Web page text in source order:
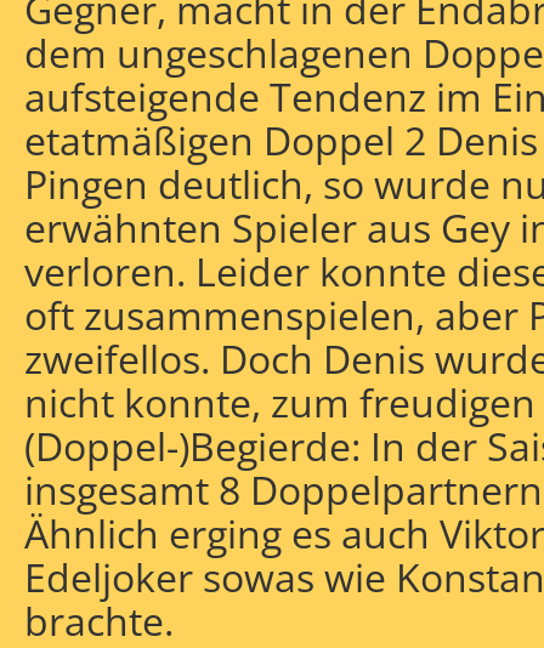
dem ungeschlagenen
aufsteigende Tendenz im
etatmäßigen Doppel 2
Pingen deutlich, so wurde
erwähnten Spieler aus Gey
verloren. Leider konnte
oft zusammenspielen, aber
zweifellos. Doch Denis
nicht konnte, zum
(Doppel-)Begierde: In der
insgesamt 8
Ähnlich erging es auch
Edeljoker sowas wie
brachte.